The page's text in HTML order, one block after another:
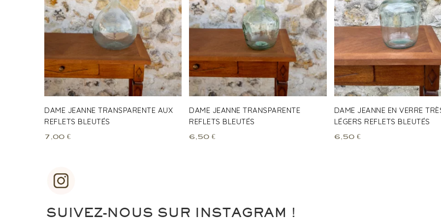
DAME JEANNE TRANSPARENTE AUX
REFLETS BLEUTÉS
7,00 €
DAME JEANNE TRANSPARENTE
REFLETS BLEUTÉS
6,50€
DAME JEANNE EN VERRE
LÉGERS REFLETS BLEUTÉS
6,50 €
SUIVEZ-NOUS SUR INSTAGRAM !